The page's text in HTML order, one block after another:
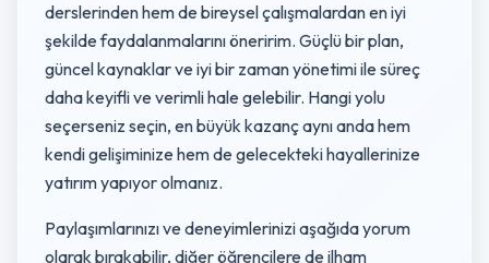
derslerinden hem de bireysel çalışmalardan en iyi
şekilde faydalanmalarını öneririm. Güçlü bir plan,
güncel kaynaklar ve iyi bir zaman yönetimi ile süreç
daha keyifli ve verimli hale gelebilir. Hangi yolu
seçerseniz seçin, en büyük kazanç aynı anda hem
kendi gelişiminize hem de gelecekteki hayallerinize
yatırım yapıyor olmanız.
Paylaşımlarınızı ve deneyimlerinizi aşağıda yorum
olarak bırakabilir, diğer öğrencilere de ilham